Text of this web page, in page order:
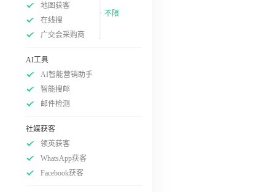
地图获客
在线搜
广交会采购商
不限
AI工具
AI智能营销助手
智能搜邮
邮件检测
社媒获客
领英获客
WhatsApp获客
Facebook获客